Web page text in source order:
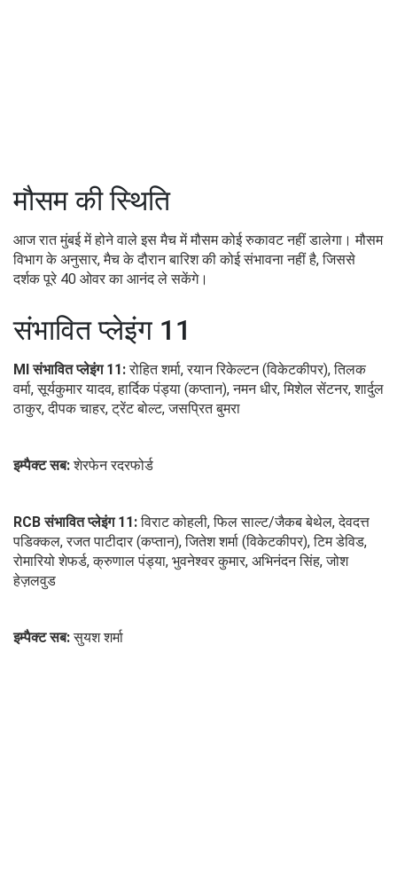
मौसम की स्थिति
आज रात मुंबई में होने वाले इस मैच में मौसम कोई रुकावट नहीं डालेगा। मौसम
विभाग के अनुसार, मैच के दौरान बारिश की कोई संभावना नहीं है, जिससे
दर्शक पूरे 40 ओवर का आनंद ले सकेंगे।
संभावित प्लेइंग 11
MI संभावित प्लेइंग 11:रोहित शर्मा, रयान रिकेल्टन (विकेटकीपर), तिलक
वर्मा, सूर्यकुमार यादव, हार्दिक पंड्या (कप्तान), नमन धीर, मिशेल सेंटनर, शार्दुल
ठाकुर, दीपक चाहर, ट्रेंट बोल्ट, जसप्रित बुमरा
इम्पैक्ट सब:शेरफेन रदरफोर्ड
RCB संभावित प्लेइंग 11:विराट कोहली, फिल साल्ट/जैकब बेथेल, देवदत्त
पडिक्कल, रजत पाटीदार (कप्तान), जितेश शर्मा (विकेटकीपर), टिम डेविड,
रोमारियो शेफर्ड, क्रुणाल पंड्या, भुवनेश्वर कुमार, अभिनंदन सिंह, जोश
हेज़लवुड
इम्पैक्ट सब:सुयश शर्मा